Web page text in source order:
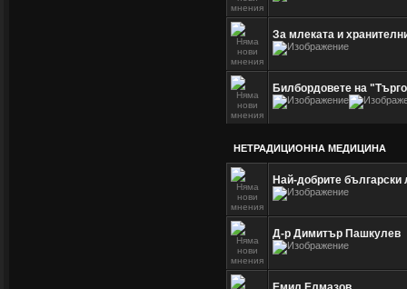
За млеката и
Билбордовете на
НЕТРАДИЦИОННА МЕДИЦИНА
Най-добрите български
Д-р Димитър Пашкулев